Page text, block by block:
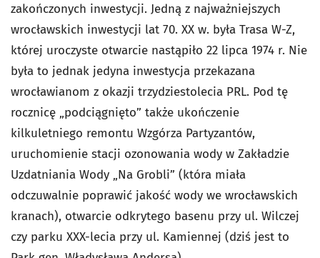
zakończonych inwestycji. Jedną z najważniejszych
wrocławskich inwestycji lat 70. XX w. była Trasa W-Z,
której uroczyste otwarcie nastąpiło 22 lipca 1974 r. Nie
była to jednak jedyna inwestycja przekazana
wrocławianom z okazji trzydziestolecia PRL. Pod tę
rocznicę „podciągnięto” także ukończenie
kilkuletniego remontu Wzgórza Partyzantów,
uruchomienie stacji ozonowania wody w Zakładzie
Uzdatniania Wody „Na Grobli” (która miała
odczuwalnie poprawić jakość wody we wrocławskich
kranach), otwarcie odkrytego basenu przy ul. Wilczej
czy parku XXX-lecia przy ul. Kamiennej (dziś jest to